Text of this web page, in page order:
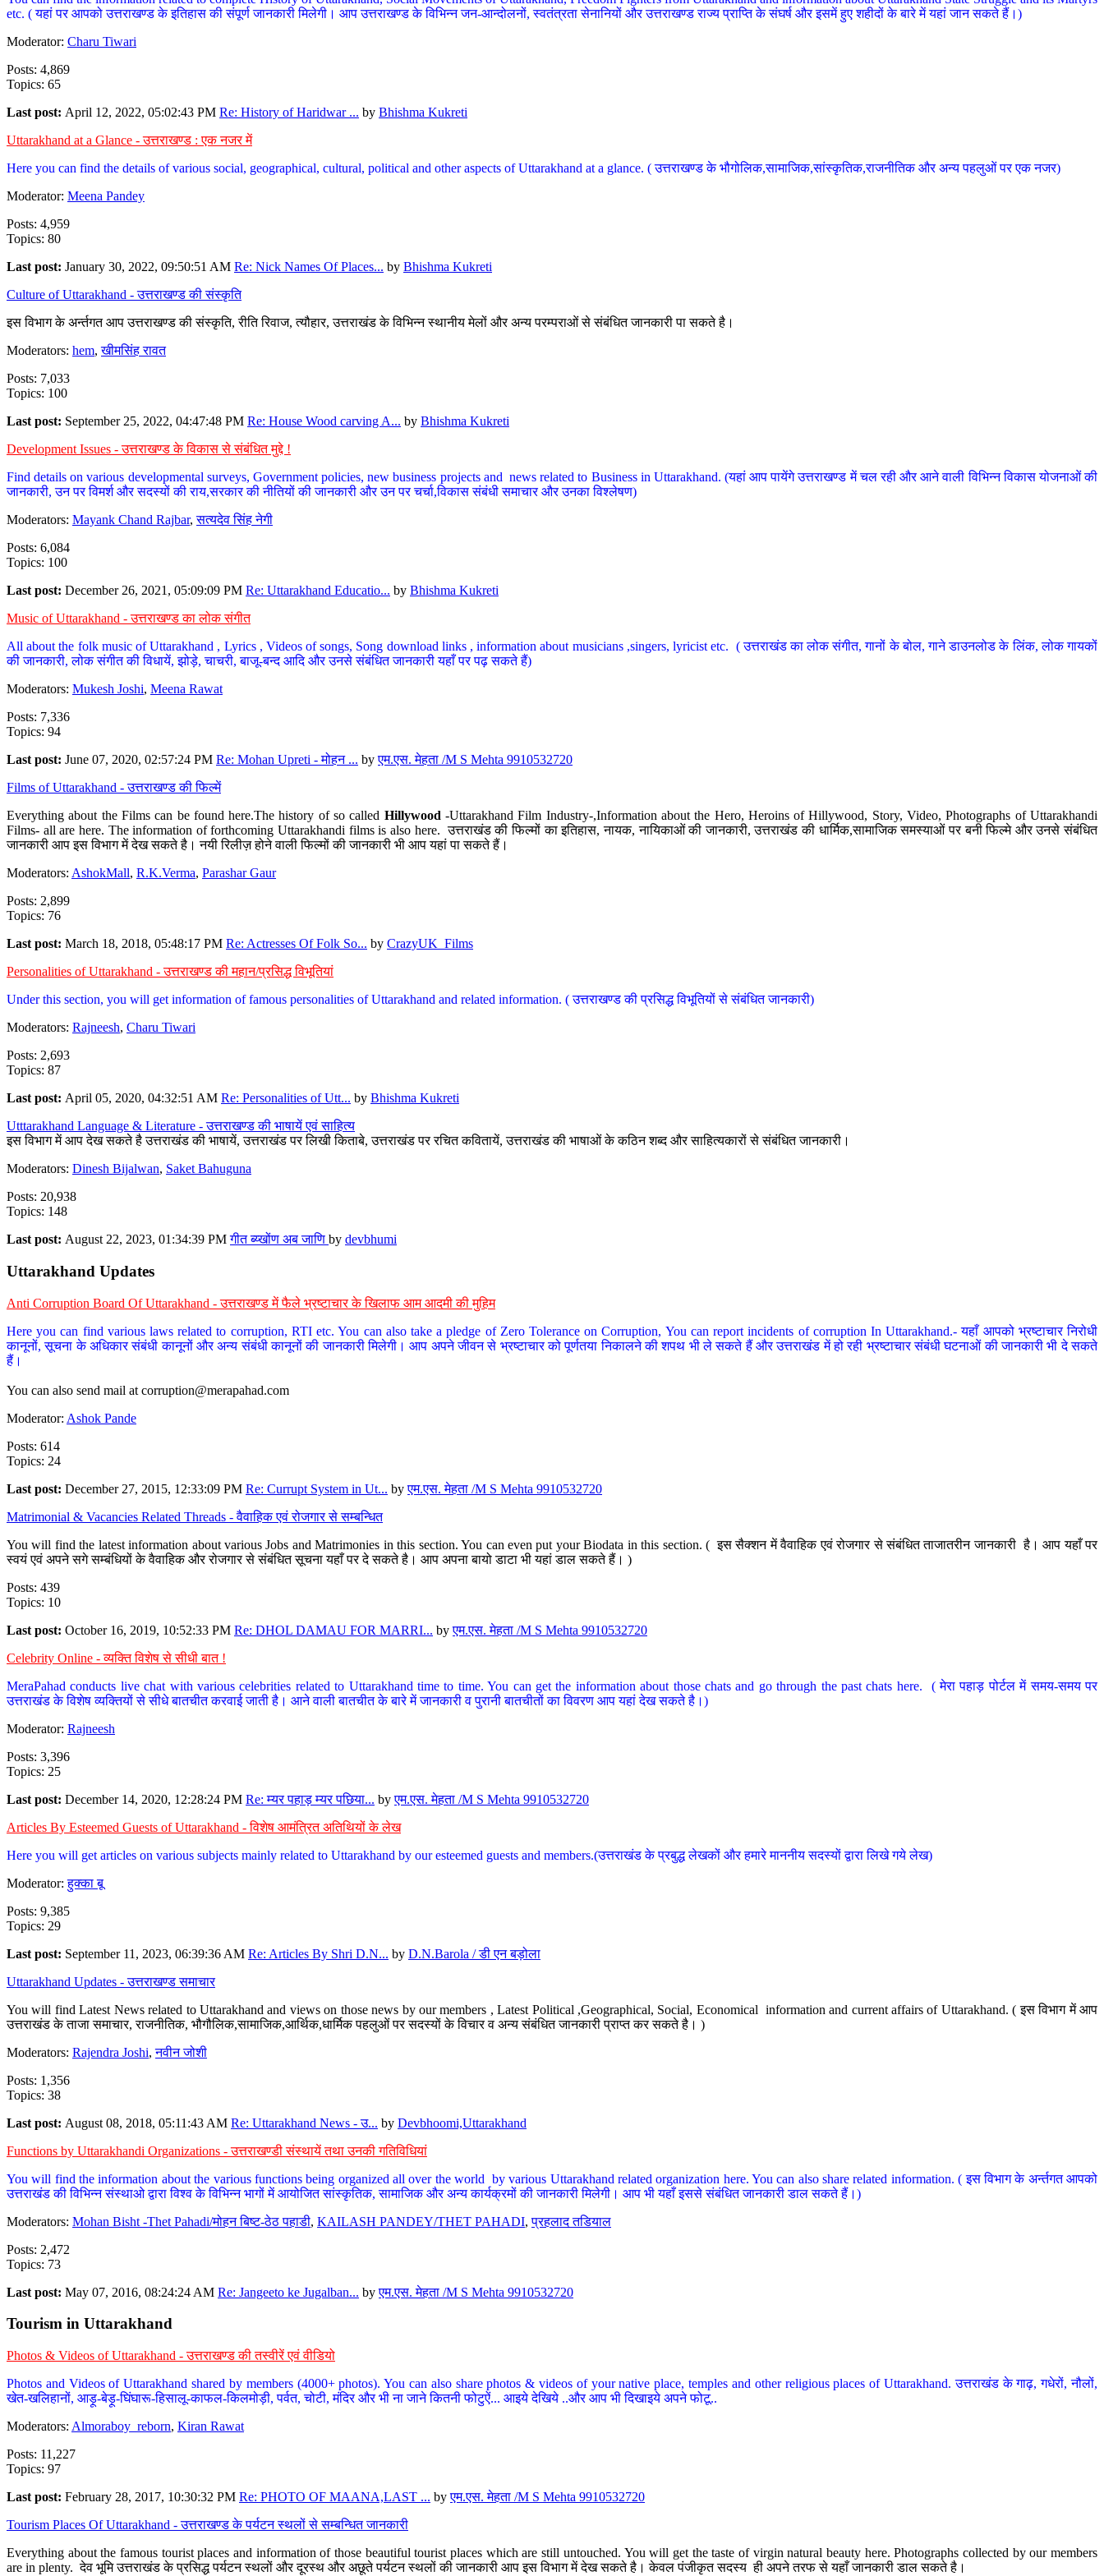
etc. ( यहां पर आपको उत्तराखण्ड के इतिहास की संपूर्ण जानकारी मिलेगी। आप उत्तराखण्ड के विभिन्न जन-आन्दोलनों, स्वतंत्रता सेनानियों और उत्तराखण्ड राज्य प्राप्ति के संघर्ष और इसमें हुए शहीदों के बारे में यहां जान सकते हैं।)
Moderator: Charu Tiwari
Posts: 4,869
Topics: 65
Last post: April 12, 2022, 05:02:43 PM Re: History of Haridwar ... by Bhishma Kukreti
Uttarakhand at a Glance - उत्तराखण्ड : एक नजर में
Here you can find the details of various social, geographical, cultural, political and other aspects of Uttarakhand at a glance. ( उत्तराखण्ड के भौगोलिक,सामाजिक,सांस्कृतिक,राजनीतिक और अन्य पहलुओं पर एक नजर)
Moderator: Meena Pandey
Posts: 4,959
Topics: 80
Last post: January 30, 2022, 09:50:51 AM Re: Nick Names Of Places... by Bhishma Kukreti
Culture of Uttarakhand - उत्तराखण्ड की संस्कृति
इस विभाग के अर्न्तगत आप उत्तराखण्ड की संस्कृति, रीति रिवाज, त्यौहार, उत्तराखंड के विभिन्न स्थानीय मेलों और अन्य परम्पराओं से संबंधित जानकारी पा सकते है।
Moderators: hem,खीमसिंह रावत
Posts: 7,033
Topics: 100
Last post: September 25, 2022, 04:47:48 PM Re: House Wood carving A... by Bhishma Kukreti
Development Issues - उत्तराखण्ड के विकास से संबंधित मुद्दे !
Find details on various developmental surveys, Government policies, new business projects and news related to Business in Uttarakhand. (यहां आप पायेंगे उत्तराखण्ड में चल रही और आने वाली विभिन्न विकास योजनाओं की
जानकारी, उन पर विमर्श और सदस्यों की राय,सरकार की नीतियों की जानकारी और उन पर चर्चा,विकास संबंधी समाचार और उनका विश्लेषण)
Moderators: Mayank Chand Rajbar,सत्यदेव सिंह नेगी
Posts: 6,084
Topics: 100
Last post: December 26, 2021, 05:09:09 PM Re: Uttarakhand Educatio... by Bhishma Kukreti
Music of Uttarakhand - उत्तराखण्ड का लोक संगीत
All about the folk music of Uttarakhand , Lyrics , Videos of songs, Song download links , information about musicians ,singers, lyricist etc. ( उत्तराखंड का लोक संगीत, गानों के बोल, गाने डाउनलोड के लिंक, लोक गायकों
की जानकारी, लोक संगीत की विधायें, झोड़े, चाचरी, बाजू-बन्द आदि और उनसे संबंधित जानकारी यहाँ पर पढ़ सकते हैं)
Moderators: Mukesh Joshi, Meena Rawat
Posts: 7,336
Topics: 94
Last post: June 07, 2020, 02:57:24 PM Re: Mohan Upreti - मोहन ... byएम.एस. मेहता /M S Mehta 9910532720
Films of Uttarakhand - उत्तराखण्ड की फिल्में
Everything about the Films can be found here.The history of so called Hillywood-Uttarakhand Film Industry-,Information about the Hero, Heroins of Hillywood, Story, Video, Photographs of Uttarakhandi
Films- all are here. The information of forthcoming Uttarakhandi films is also here. उत्तराखंड की फिल्मों का इतिहास, नायक, नायिकाओं की जानकारी, उत्तराखंड की धार्मिक,सामाजिक समस्याओं पर बनी फिल्मे और उनसे संबंधित
जानकारी आप इस विभाग में देख सकते है। नयी रिलीज़ होने वाली फिल्मों की जानकारी भी आप यहां पा सकते हैं।
Moderators: AshokMall, R.K.Verma, Parashar Gaur
Posts: 2,899
Topics: 76
Last post: March 18, 2018, 05:48:17 PM Re: Actresses Of Folk So... by CrazyUK_Films
Personalities of Uttarakhand - उत्तराखण्ड की महान/प्रसिद्ध विभूतियां
Under this section, you will get information of famous personalities of Uttarakhand and related information. ( उत्तराखण्ड की प्रसिद्ध विभूतियों से संबंधित जानकारी)
Moderators: Rajneesh, Charu Tiwari
Posts: 2,693
Topics: 87
Last post: April 05, 2020, 04:32:51 AM Re: Personalities of Utt... by Bhishma Kukreti
Utttarakhand Language & Literature - उत्तराखण्ड की भाषायें एवं साहित्य
इस विभाग में आप देख सकते है उत्तराखंड की भाषायें, उत्तराखंड पर लिखी किताबे, उत्तराखंड पर रचित कवितायें, उत्तराखंड की भाषाओं के कठिन शब्द और साहित्यकारों से संबंधित जानकारी।
Moderators: Dinesh Bijalwan, Saket Bahuguna
Posts: 20,938
Topics: 148
Last post: August 22, 2023, 01:34:39 PMगीत ब्य्खोंण अब जाणि by devbhumi
Uttarakhand Updates
Anti Corruption Board Of Uttarakhand - उत्तराखण्ड में फैले भ्रष्टाचार के खिलाफ आम आदमी की मुहिम
Here you can find various laws related to corruption, RTI etc. You can also take a pledge of Zero Tolerance on Corruption, You can report incidents of corruption In Uttarakhand.- यहाँ आपको भ्रष्टाचार निरोधी
कानूनों, सूचना के अधिकार संबंधी कानूनों और अन्य संबंधी कानूनों की जानकारी मिलेगी। आप अपने जीवन से भ्रष्टाचार को पूर्णतया निकालने की शपथ भी ले सकते हैं और उत्तराखंड में हो रही भ्रष्टाचार संबंधी घटनाओं की जानकारी भी दे सकते
हैं।
You can also send mail at corruption@merapahad.com
Moderator: Ashok Pande
Posts: 614
Topics: 24
Last post: December 27, 2015, 12:33:09 PM Re: Currupt System in Ut... byएम.एस. मेहता /M S Mehta 9910532720
Matrimonial & Vacancies Related Threads - वैवाहिक एवं रोजगार से सम्बन्धित
You will find the latest information about various Jobs and Matrimonies in this section. You can even put your Biodata in this section. ( इस सैक्शन में वैवाहिक एवं रोजगार से संबंधित ताजातरीन जानकारी है। आप यहाँ पर
स्वयं एवं अपने सगे सम्बंधियों के वैवाहिक और रोजगार से संबंधित सूचना यहाँ पर दे सकते है। आप अपना बायो डाटा भी यहां डाल सकते हैं। )
Posts: 439
Topics: 10
Last post: October 16, 2019, 10:52:33 PM Re: DHOL DAMAU FOR MARRI... byएम.एस. मेहता /M S Mehta 9910532720
Celebrity Online - व्यक्ति विशेष से सीधी बात !
MeraPahad conducts live chat with various celebrities related to Uttarakhand time to time. You can get the information about those chats and go through the past chats here. ( मेरा पहाड़ पोर्टल में समय-समय पर
उत्तराखंड के विशेष व्यक्तियों से सीधे बातचीत करवाई जाती है। आने वाली बातचीत के बारे में जानकारी व पुरानी बातचीतों का विवरण आप यहां देख सकते है।)
Moderator: Rajneesh
Posts: 3,396
Topics: 25
Last post: December 14, 2020, 12:28:24 PM Re: म्यर पहाड़ म्यर पछिया... byएम.एस. मेहता /M S Mehta 9910532720
Articles By Esteemed Guests of Uttarakhand - विशेष आमंत्रित अतिथियों के लेख
Here you will get articles on various subjects mainly related to Uttarakhand by our esteemed guests and members.(उत्तराखंड के प्रबुद्ध लेखकों और हमारे माननीय सदस्यों द्वारा लिखे गये लेख)
Moderator:हुक्का बू
Posts: 9,385
Topics: 29
Last post: September 11, 2023, 06:39:36 AM Re: Articles By Shri D.N... by D.N.Barola / डी एन बड़ोला
Uttarakhand Updates - उत्तराखण्ड समाचार
You will find Latest News related to Uttarakhand and views on those news by our members , Latest Political ,Geographical, Social, Economical information and current affairs of Uttarakhand. ( इस विभाग में आप
उत्तराखंड के ताजा समाचार, राजनीतिक, भौगौलिक,सामाजिक,आर्थिक,धार्मिक पहलुओं पर सदस्यों के विचार व अन्य संबंधित जानकारी प्राप्त कर सकते है। )
Moderators: Rajendra Joshi,नवीन जोशी
Posts: 1,356
Topics: 38
Last post: August 08, 2018, 05:11:43 AM Re: Uttarakhand News - उ... by Devbhoomi,Uttarakhand
Functions by Uttarakhandi Organizations - उत्तराखण्डी संस्थायें तथा उनकी गतिविधियां
You will find the information about the various functions being organized all over the world by various Uttarakhand related organization here. You can also share related information. ( इस विभाग के अर्न्तगत आपको
उत्तराखंड की विभिन्न संस्थाओ द्वारा विश्व के विभिन्न भागों में आयोजित सांस्कृतिक, सामाजिक और अन्य कार्यक्रमों की जानकारी मिलेगी। आप भी यहाँ इससे संबंधित जानकारी डाल सकते हैं।)
Moderators: Mohan Bisht -Thet Pahadi/मोहन बिष्ट-ठेठ पहाडी, KAILASH PANDEY/THET PAHADI,प्रहलाद तडियाल
Posts: 2,472
Topics: 73
Last post: May 07, 2016, 08:24:24 AM Re: Jangeeto ke Jugalban... byएम.एस. मेहता /M S Mehta 9910532720
Tourism in Uttarakhand
Photos & Videos of Uttarakhand - उत्तराखण्ड की तस्वीरें एवं वीडियो
Photos and Videos of Uttarakhand shared by members (4000+ photos). You can also share photos & videos of your native place, temples and other religious places of Uttarakhand. उत्तराखंड के गाढ़, गधेरों, नौलों,
खेत-खलिहानों, आड़ू-बेड़ू-घिंघारू-हिसालू-काफल-किलमोड़ी, पर्वत, चोटी, मंदिर और भी ना जाने कितनी फोटुऐं... आइये देखिये ..और आप भी दिखाइये अपने फोटू..
Moderators: Almoraboy_reborn, Kiran Rawat
Posts: 11,227
Topics: 97
Last post: February 28, 2017, 10:30:32 PM Re: PHOTO OF MAANA,LAST ... byएम.एस. मेहता /M S Mehta 9910532720
Tourism Places Of Uttarakhand - उत्तराखण्ड के पर्यटन स्थलों से सम्बन्धित जानकारी
Everything about the famous tourist places and information of those beautiful tourist places which are still untouched. You will get the taste of virgin natural beauty here. Photographs collected by our members
are in plenty. देव भूमि उत्तराखंड के प्रसिद्ध पर्यटन स्थलों और दूरस्थ और अछूते पर्यटन स्थलों की जानकारी आप इस विभाग में देख सकते है। केवल पंजीकृत सदस्य ही अपने तरफ से यहाँ जानकारी डाल सकते है।